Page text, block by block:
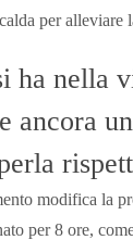
per alleviare
ha nella
ancora
modifica la
per 8 ore,